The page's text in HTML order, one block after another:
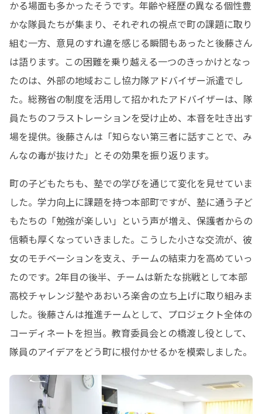
かる場面も多かったそうです。年齢や経歴の異なる個性豊
かな隊員たちが集まり、それぞれの視点で町の課題に取り
組む一方、意見のすれ違を感じる瞬間もあったと後藤さん
は語ります。この困難を乗り越える一つのきっかけとなっ
たのは、外部の地域おこし協力隊アドバイザー派遣でし
た。総務省の制度を活用して招かれたアドバイザーは、隊
員たちのフラストレーションを受け止め、本音を吐き出す
場を提供。後藤さんは「知らない第三者に話すことで、み
んなの毒が抜けた」とその効果を振り返ります。
町の子どもたちも、塾での学びを通じて変化を見せていま
した。学力向上に課題を持つ本部町ですが、塾に通う子ど
もたちの「勉強が楽しい」という声が増え、保護者からの
信頼も厚くなっていきました。こうした小さな交流が、彼
女のモチベーションを支え、チームの結束力を高めていっ
たのです。2年目の後半、チームは新たな挑戦として本部
高校チャレンジ塾やあおいろ楽舎の立ち上げに取り組みま
した。後藤さんは推進チームとして、プロジェクト全体の
コーディネートを担当。教育委員会との橋渡し役として、
隊員のアイデアをどう町に根付かせるかを模索しました。